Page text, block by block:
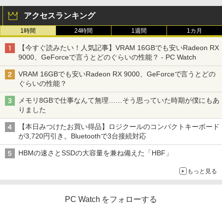
アクセスランキング
1時間 24時間 1週間 1カ月
【今すぐ読みたい！人気記事】VRAM 16GBでも安いRadeon RX
9000、GeForceで言うとどのぐらいの性能？ - PC Watch
VRAM 16GBでも安いRadeon RX 9000、GeForceで言うとどの
ぐらいの性能？
メモリ8GBで仕事なんて無理……そう思っていた時期が僕にもあ
りました
【本日みつけたお買い得品】ロジクールのコンパクトキーボード
が3,720円引き。Bluetoothで3台接続対応
HBMの速さとSSDの大容量を兼ね備えた「HBF」
もっと見る
PC Watch をフォローする